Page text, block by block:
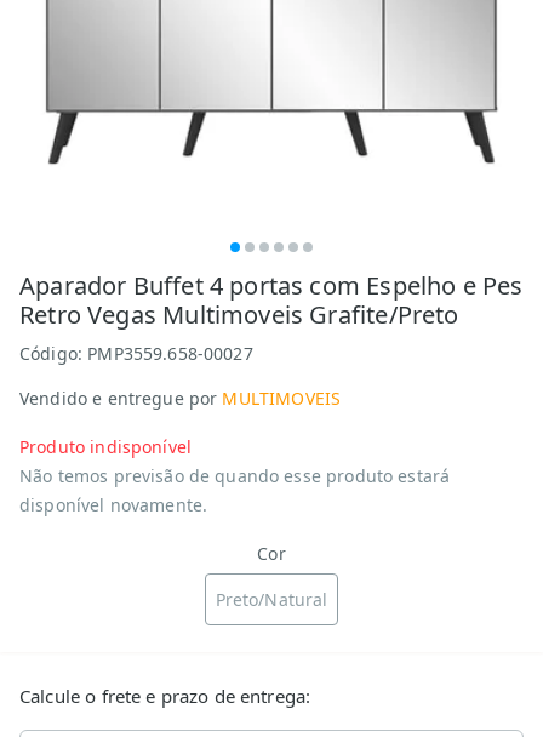
Aparador Buffet 4 portas com Espelho e Pes
Retro Vegas Multimoveis Grafite/Preto
Código: PMP3559.658-00027
Vendido e entregue por MULTIMOVEIS
Produto indisponível
Não temos previsão de quando esse produto estará
disponível novamente.
Cor
Preto/Natural
Calcule o frete e prazo de entrega: